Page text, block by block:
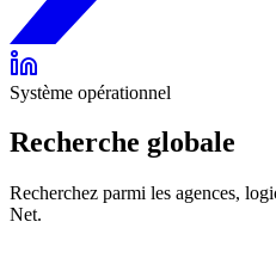
Système opérationnel
Recherche globale
Recherchez parmi les agences,
Net.